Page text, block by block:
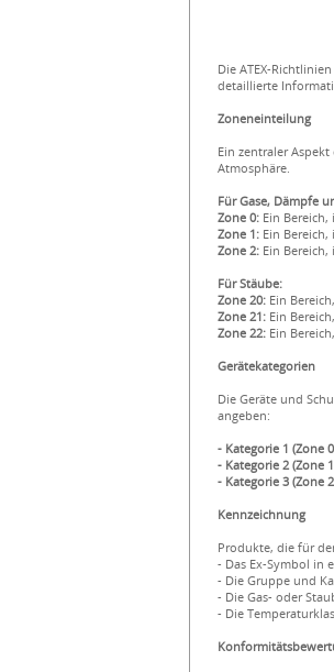
Die ATEX-
detaillierte
Zoneneinteilung
Ein zentraler
Atmosphäre.
Für Gase, Dämpfe
Zone 0: Ein
Zone 1: Ein
Zone 2: Ein
Für Stäube:
Zone 20: Ein
Zone 21: Ein
Zone 22: Ein
Gerätekategorien
Die Geräte und
angeben:
- Kategorie 1 (Zone
- Kategorie 2 (Zone
- Kategorie 3 (Zone
Kennzeichnung
Produkte, die für
- Das Ex-Symbol in
- Die Gruppe und
- Die Gas- oder
- Die